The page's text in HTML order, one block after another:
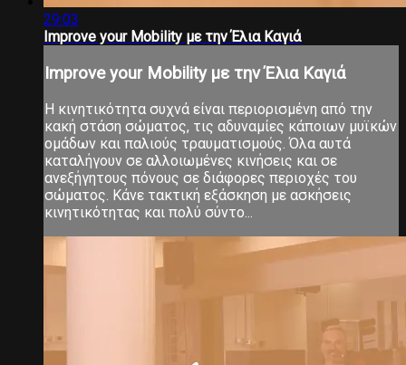
29:03
Ιmprove your Μobility με την Έλια Καγιά
Ιmprove your Μobility με την Έλια Καγιά
Η κινητικότητα συχνά είναι περιορισμένη από την
κακή στάση σώματος, τις αδυναμίες κάποιων μυϊκών
ομάδων και παλιούς τραυματισμούς. Όλα αυτά
καταλήγουν σε αλλοιωμένες κινήσεις και σε
ανεξήγητους πόνους σε διάφορες περιοχές του
σώματος. Κάνε τακτική εξάσκηση με ασκήσεις
κινητικότητας και πολύ σύντο...